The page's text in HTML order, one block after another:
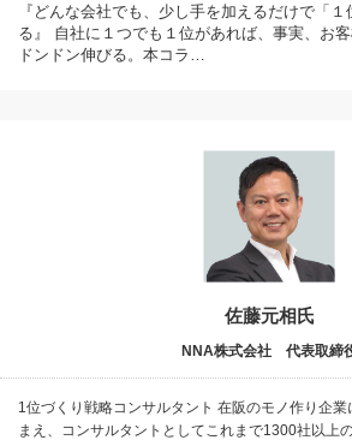
『どんな会社でも、少し手を加えるだけで「
る』 自社に１つでも１位があれば、事実、お
ドンドン伸びる。本コラ…
佐藤元相氏
NNA株式会社 代表取締
1位づくり戦略コンサルタント 在阪のモノ作り企
まえ、コンサルタントとしてこれまで1300社以上